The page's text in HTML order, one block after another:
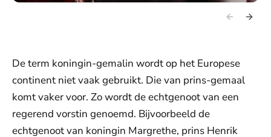
De term koningin-gemalin wordt op het Europese
continent niet vaak gebruikt. Die van prins-gemaal
komt vaker voor. Zo wordt de echtgenoot van een
regerend vorstin genoemd. Bijvoorbeeld de
echtgenoot van koningin Margrethe, prins Henrik